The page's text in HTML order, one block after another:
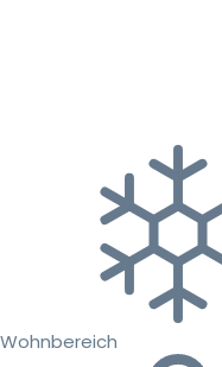
Wohnbereich